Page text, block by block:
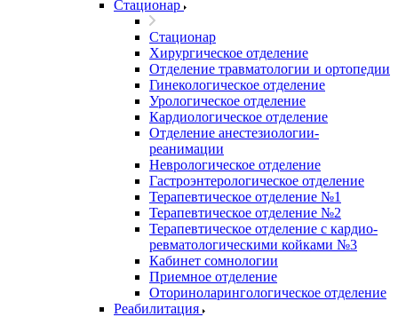
Стационар
Стационар
Хирургическое отделение
Отделение травматологии и ортопедии
Гинекологическое отделение
Урологическое отделение
Кардиологическое отделение
Отделение анестезиологии-
реанимации
Неврологическое отделение
Гастроэнтерологическое отделение
Терапевтическое отделение №1
Терапевтическое отделение №2
Терапевтическое отделение с кардио-
ревматологическими койками №3
Кабинет сомнологии
Приемное отделение
Оториноларингологическое отделение
Реабилитация